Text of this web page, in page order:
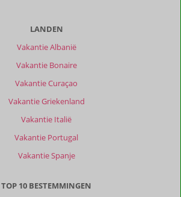
LANDEN
Vakantie Albanië
Vakantie Bonaire
Vakantie Curaçao
Vakantie Griekenland
Vakantie Italië
Vakantie Portugal
Vakantie Spanje
TOP 10 BESTEMMINGEN